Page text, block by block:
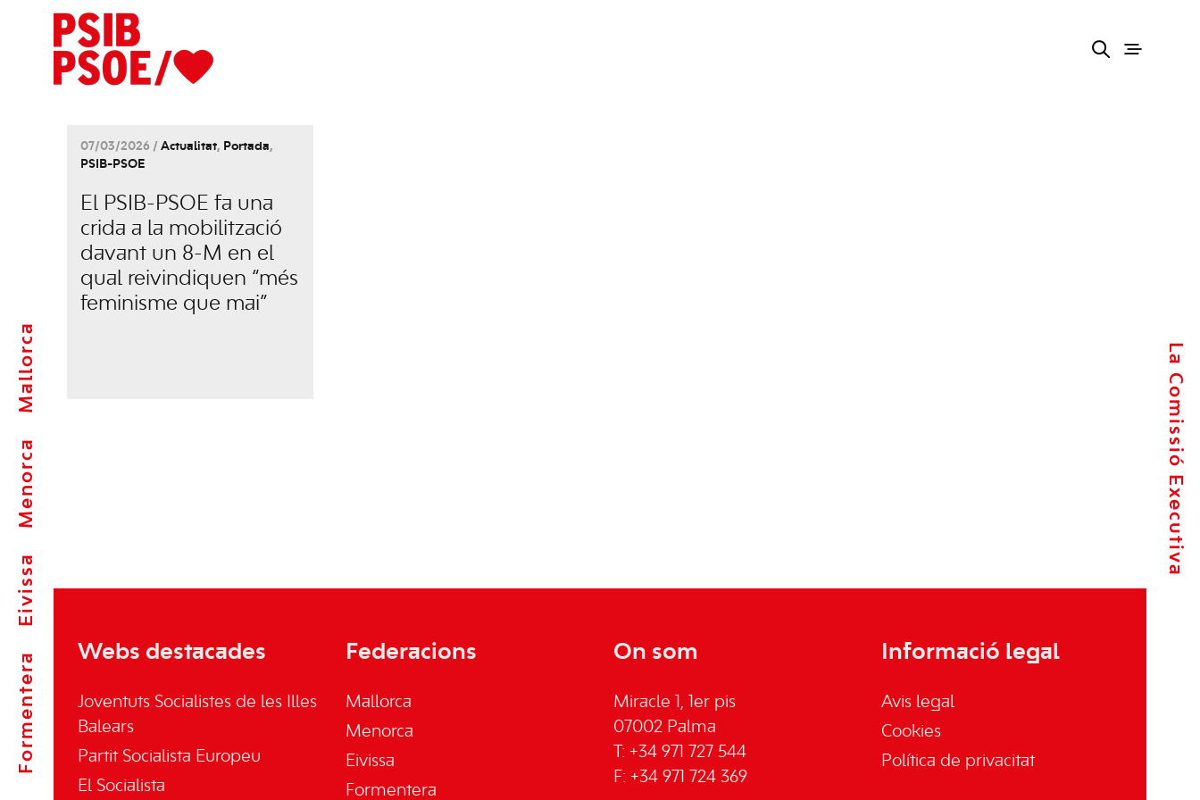
Formentera
Eivissa
Menorca
Mallorca La Comissió Executiva
07/03/2026 / Actualitat, Portada,
PSIB-PSOE
El PSIB-PSOE fa una
crida a la mobilització
davant un 8-M en el
qual reivindiquen “més
feminisme que mai”
Webs destacades
Joventuts Socialistes de les Illes
Balears
Partit Socialista Europeu
El Socialista
Federacions
Mallorca
Menorca
Eivissa
Formentera
On som
Miracle 1, 1er pis
07002 Palma
T: +34 971 727 544
F: +34 971 724 369
Informació legal
Avis legal
Cookies
Política de privacitat